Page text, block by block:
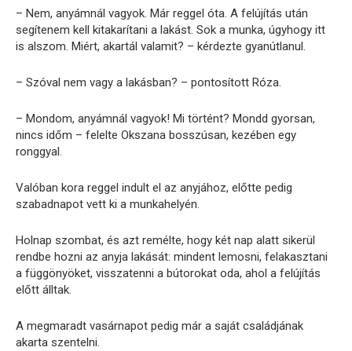
– Nem, anyámnál vagyok. Már reggel óta. A felújítás után
segítenem kell kitakarítani a lakást. Sok a munka, úgyhogy itt
is alszom. Miért, akartál valamit? – kérdezte gyanútlanul.
– Szóval nem vagy a lakásban? – pontosított Róza.
– Mondom, anyámnál vagyok! Mi történt? Mondd gyorsan,
nincs időm – felelte Okszana bosszúsan, kezében egy
ronggyal.
Valóban kora reggel indult el az anyjához, előtte pedig
szabadnapot vett ki a munkahelyén.
Holnap szombat, és azt remélte, hogy két nap alatt sikerül
rendbe hozni az anyja lakását: mindent lemosni, felakasztani
a függönyöket, visszatenni a bútorokat oda, ahol a felújítás
előtt álltak.
A megmaradt vasárnapot pedig már a saját családjának
akarta szentelni.